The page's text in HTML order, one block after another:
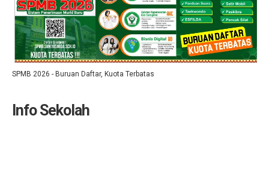
SPMB 2026 - Buruan Daftar, Kuota Terbatas
Info Sekolah